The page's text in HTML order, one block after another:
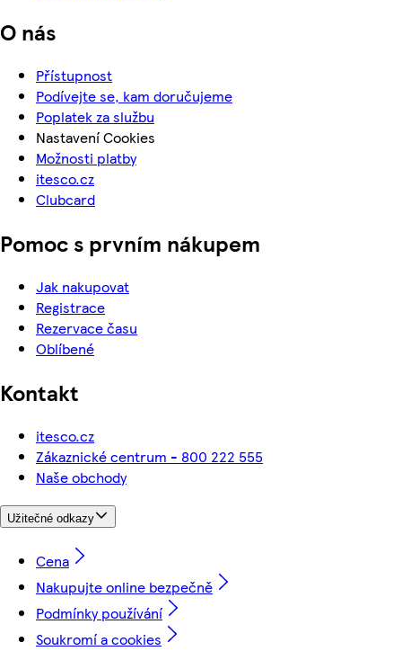
O nás
Přístupnost
Podívejte se, kam doručujeme
Poplatek za službu
Nastavení Cookies
Možnosti platby
itesco.cz
Clubcard
Pomoc s prvním nákupem
Jak nakupovat
Registrace
Rezervace času
Oblíbené
Kontakt
itesco.cz
Zákaznické centrum - 800 222 555
Naše obchody
Užitečné odkazy
Cena
Nakupujte online bezpečně
Podmínky používání
Soukromí a cookies